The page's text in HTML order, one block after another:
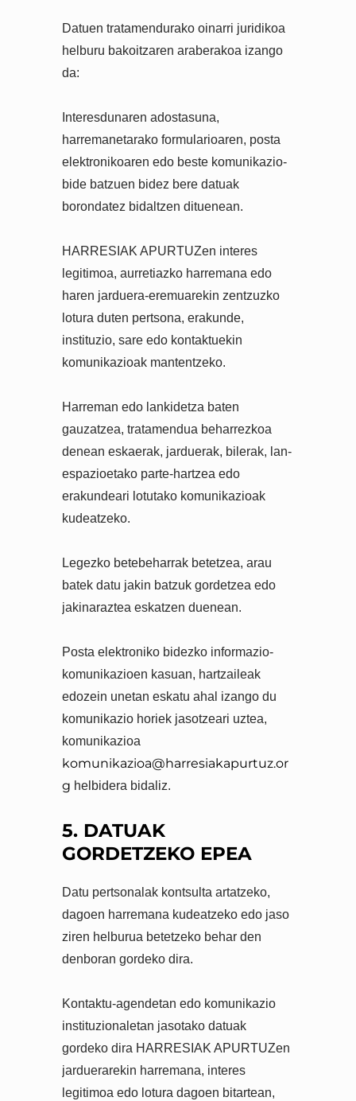
Datuen tratamendurako oinarri juridikoa
helburu bakoitzaren araberakoa izango
da:
Interesdunaren adostasuna,
harremanetarako formularioaren, posta
elektronikoaren edo beste komunikazio-
bide batzuen bidez bere datuak
borondatez bidaltzen dituenean.
HARRESIAK APURTUZen interes
legitimoa, aurretiazko harremana edo
haren jarduera-eremuarekin zentzuzko
lotura duten pertsona, erakunde,
instituzio, sare edo kontaktuekin
komunikazioak mantentzeko.
Harreman edo lankidetza baten
gauzatzea, tratamendua beharrezkoa
denean eskaerak, jarduerak, bilerak, lan-
espazioetako parte-hartzea edo
erakundeari lotutako komunikazioak
kudeatzeko.
Legezko betebeharrak betetzea, arau
batek datu jakin batzuk gordetzea edo
jakinaraztea eskatzen duenean.
Posta elektroniko bidezko informazio-
komunikazioen kasuan, hartzaileak
edozein unetan eskatu ahal izango du
komunikazio horiek jasotzeari uztea,
komunikazioa
komunikazioa@harresiakapurtuz.or
g helbidera bidaliz.
5. DATUAK
GORDETZEKO EPEA
Datu pertsonalak kontsulta artatzeko,
dagoen harremana kudeatzeko edo jaso
ziren helburua betetzeko behar den
denboran gordeko dira.
Kontaktu-agendetan edo komunikazio
instituzionaletan jasotako datuak
gordeko dira HARRESIAK APURTUZen
jarduerarekin harremana, interes
legitimoa edo lotura dagoen bitartean,